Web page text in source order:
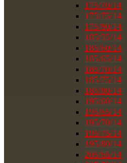
175/70/14
175/75/14
175/80/14
185/55/14
185/60/14
185/65/14
185/70/14
185/75/14
185/80/14
195/60/14
195/65/14
195/70/14
195/75/14
195/80/14
205/65/14